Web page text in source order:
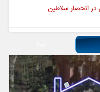
در انحصار سلاطین